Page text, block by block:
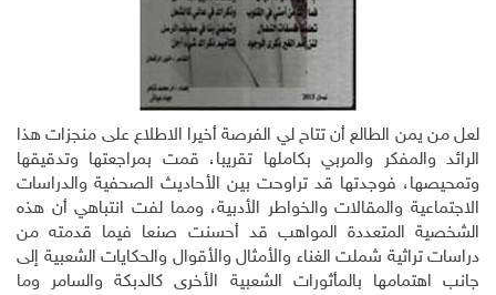
لعل من يمن الطالع أن تتاح لي الفرصة أخيرا الاطلاع على منجزات هذا
الرائد والمفكر والمربي بكاملها تقريبا، قمت بمراجعتها وتدقيقها
وتمحيصها، فوجدتها قد تراوحت بين الأحاديث الصحفية والدراسات
الاجتماعية والمقالات والخواطر الأدبية، ومما لفت انتباهي أن هذه
الشخصية المتعددة المواهب قد أحسنت صنعا فيما قدمته من
دراسات تراثية شملت الغناء والأمثال والأقوال والحكايات الشعبية إلى
جانب اهتمامها بالمأثورات الشعبية الأخرى كالدبكة والسامر وما